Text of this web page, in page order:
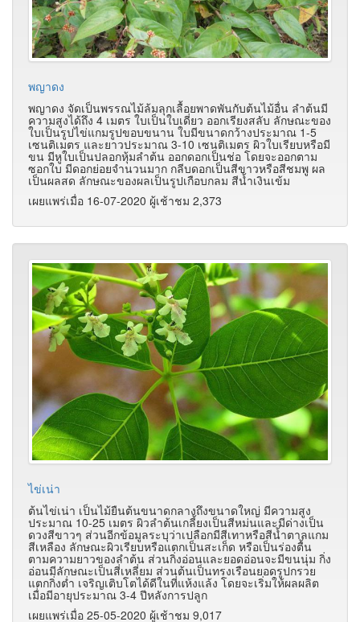
พญาดง
พญาดง จัดเป็นพรรณไม้ล้มลุกเลื้อยพาดพันกับต้นไม้อื่น ลำต้นมี
ความสูงได้ถึง 4 เมตร ใบเป็นใบเดี่ยว ออกเรียงสลับ ลักษณะของ
ใบเป็นรูปไข่แกมรูปขอบขนาน ใบมีขนาดกว้างประมาณ 1-5
เซนติเมตร และยาวประมาณ 3-10 เซนติเมตร ผิวใบเรียบหรือมี
ขน มีหูใบเป็นปลอกหุ้มลำต้น ออกดอกเป็นช่อ โดยจะออกตาม
ซอกใบ มีดอกย่อยจำนวนมาก กลีบดอกเป็นสีขาวหรือสีชมพู ผล
เป็นผลสด ลักษณะของผลเป็นรูปเกือบกลม สีน้ำเงินเข้ม
เผยแพร่เมื่อ 16-07-2020 ผู้เช้าชม 2,373
ไข่เน่า
ต้นไข่เน่า เป็นไม้ยืนต้นขนาดกลางถึงขนาดใหญ่ มีความสูง
ประมาณ 10-25 เมตร ผิวลำต้นเกลี้ยงเป็นสีหม่นและมีด่างเป็น
ดวงสีขาวๆ ส่วนอีกข้อมูลระบุว่าเปลือกมีสีเทาหรือสีน้ำตาลแกม
สีเหลือง ลักษณะผิวเรียบหรือแตกเป็นสะเก็ด หรือเป็นร่องตื้น
ตามความยาวของลำต้น ส่วนกิ่งอ่อนและยอดอ่อนจะมีขนนุ่ม กิ่ง
อ่อนมีลักษณะเป็นสี่เหลี่ยม ส่วนต้นเป็นทรงเรือนยอดรูปกรวย
แตกกิ่งต่ำ เจริญเติบโตได้ดีในที่แห้งแล้ง โดยจะเริ่มให้ผลผลิต
เมื่อมีอายุประมาณ 3-4 ปีหลังการปลูก
เผยแพร่เมื่อ 25-05-2020 ผู้เช้าชม 9,017